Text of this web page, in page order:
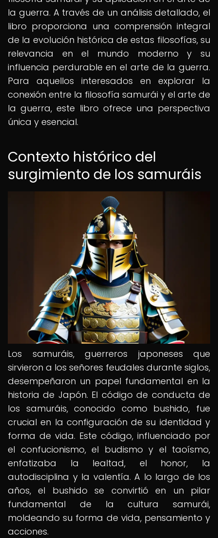
la guerra. A través de un análisis detallado, el
libro proporciona una comprensión integral
de la evolución histórica de estas filosofías, su
relevancia en el mundo moderno y su
influencia perdurable en el arte de la guerra.
Para aquellos interesados en explorar la
conexión entre la filosofía samurái y el arte de
la guerra, este libro ofrece una perspectiva
única y esencial.
Contexto histórico del
surgimiento de los samuráis
Los samuráis, guerreros japoneses que
sirvieron a los señores feudales durante siglos,
desempeñaron un papel fundamental en la
historia de Japón. El código de conducta de
los samuráis, conocido como bushido, fue
crucial en la configuración de su identidad y
forma de vida. Este código, influenciado por
el confucionismo, el budismo y el taoísmo,
enfatizaba la lealtad, el honor, la
autodisciplina y la valentía. A lo largo de los
años, el bushido se convirtió en un pilar
fundamental de la cultura samurái,
moldeando su forma de vida, pensamiento y
acciones.